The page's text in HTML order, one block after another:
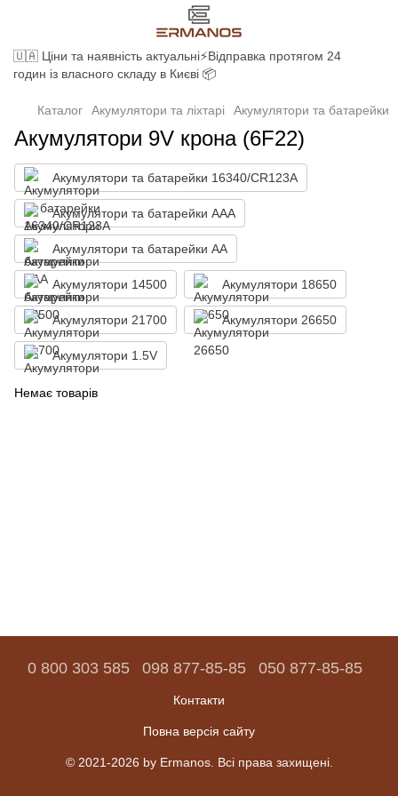
🇺🇦 Ціни та наявність актуальні⚡Відправка протягом 24
годин із власного складу в Києві 📦
Каталог Акумулятори та ліхтарі Акумулятори та батарейки
Акумулятори 9V крона (6F22)
Акумулятори та батарейки 16340/CR123A
Акумулятори та батарейки AAA
Акумулятори та батарейки AA
Акумулятори 14500 Акумулятори 18650
Акумулятори 21700 Акумулятори 26650
Акумулятори 1.5V
Немає товарів
0 800 303 585 098 877-85-85 050 877-85-85
Контакти
Повна версія сайту
© 2021-2026 by Ermanos. Всі права захищені.